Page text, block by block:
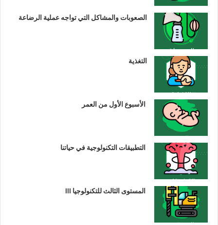
الصعوبات والمشاكل التي تواجه عملية الرضاعة
التغذية
الأسبوع الأول من العمر
التطبيقات التكنولوجية في حياتنا
المستوى الثالث للتكنولوجيا III